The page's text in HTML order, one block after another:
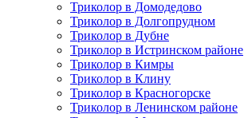
Триколор в Домодедово
Триколор в Долгопрудном
Триколор в Дубне
Триколор в Истринском районе
Триколор в Кимры
Триколор в Клину
Триколор в Красногорске
Триколор в Ленинском районе